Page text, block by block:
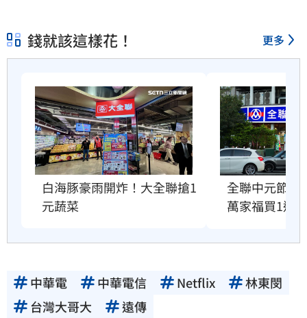
錢就該這樣花！ 更多
白海豚豪雨開炸！大全聯搶1
元蔬菜
全聯中元節最
萬家福買1送1
中華電 中華電信 Netflix
林東閔
台灣大哥大
遠傳